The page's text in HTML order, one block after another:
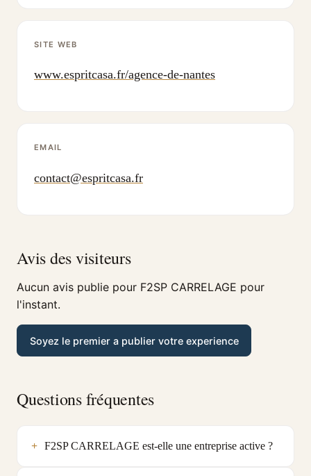
SITE WEB
www.espritcasa.fr/agence-de-nantes
EMAIL
contact@espritcasa.fr
Avis des visiteurs
Aucun avis publie pour F2SP CARRELAGE pour
l'instant.
Soyez le premier a publier votre experience
Questions fréquentes
F2SP CARRELAGE est-elle une entreprise active ?